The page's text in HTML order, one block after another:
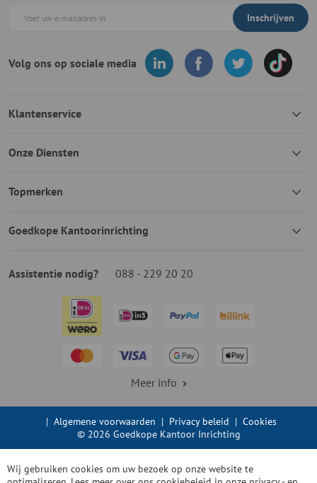
Inschrijven
Volg ons op sociale media
Klantenservice
Onze Diensten
Topmerken
Goedkope Kantoorinrichting
Assistentie nodig? 088 - 229 20 20
Meer info
| Algemene voorwaarden | Privacy beleid | Cookies
© 2026 Goedkope Kantoor Inrichting
Wij gebruiken cookies om uw bezoek op onze website te